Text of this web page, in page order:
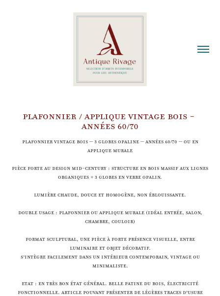
PLAFONNIER / APPLIQUE VINTAGE BOIS -
ANNÉES 60/70
Plafonnier vintage bois – 3 globes opaline – années 60/70 – ou en
applique murale
Pièce forte au design mid-century : structure en bois massif aux lignes
organiques + 3 globes en verre opalin.
Lumière chaude, douce et homogène, non éblouissante.
Double usage : plafonnier ou applique murale (idéal entrée, salon,
chambre, couloir)
Format sculptural, une pièce à forte présence visuelle, entre
luminaire et objet décoratif.
S’intègre facilement dans un intérieur contemporain, vintage ou
minimaliste.
Etat : en très bon état général. Belle patine du bois, électricité
fonctionnelle. Article pouvant présenter de légères traces d'usure